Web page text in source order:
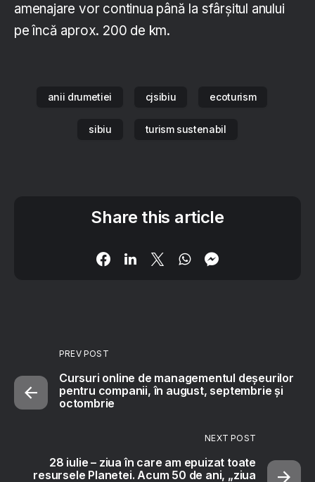
amenajare vor continua până la sfârșitul anului
pe încă aprox. 200 de km.
anii drumetiei cjsibiu ecoturism
sibiu turism sustenabil
Share this article
PREV POST
Cursuri online de managementul deșeurilor
pentru companii, în august, septembrie și
octombrie
NEXT POST
28 iulie – ziua în care am epuizat toate
resursele Planetei. Acum 50 de ani, „ziua